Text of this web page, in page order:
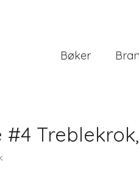
Bøker